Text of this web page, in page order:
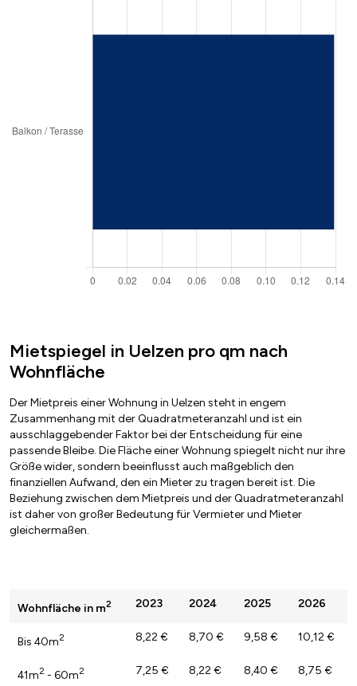
Mietspiegel in Uelzen pro qm nach
Wohnfläche
Der Mietpreis einer Wohnung in Uelzen steht in engem
Zusammenhang mit der Quadratmeteranzahl und ist ein
ausschlaggebender Faktor bei der Entscheidung für eine
passende Bleibe. Die Fläche einer Wohnung spiegelt nicht nur ihre
Größe wider, sondern beeinflusst auch maßgeblich den
finanziellen Aufwand, den ein Mieter zu tragen bereit ist. Die
Beziehung zwischen dem Mietpreis und der Quadratmeteranzahl
ist daher von großer Bedeutung für Vermieter und Mieter
gleichermaßen.
Wohnfläche in m2 2023 2024 2025 2026
Bis 40m2 8,22 € 8,70 € 9,58 € 10,12 €
41m2 - 60m2 7,25 € 8,22 € 8,40 € 8,75 €